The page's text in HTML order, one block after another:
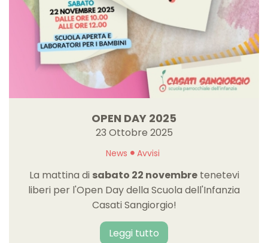
OPEN DAY 2025
23 Ottobre 2025
News Avvisi
La mattina di sabato 22 novembretenetevi
liberi per l'Open Day della Scuola dell'Infanzia
Casati Sangiorgio!
Leggi tutto